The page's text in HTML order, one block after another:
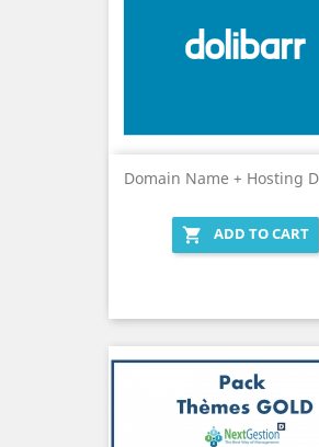
Domain Name + Hosting
 ADD TO CART